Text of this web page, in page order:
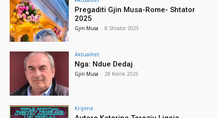
Pregaditi Gjin Musa-Rome- Shtator
2025
Gjin Musa - 8 Shtator 2025
Aktualitet
Nga: Ndue Dedaj
Gjin Musa - 28 Korrik 2025
Krijime